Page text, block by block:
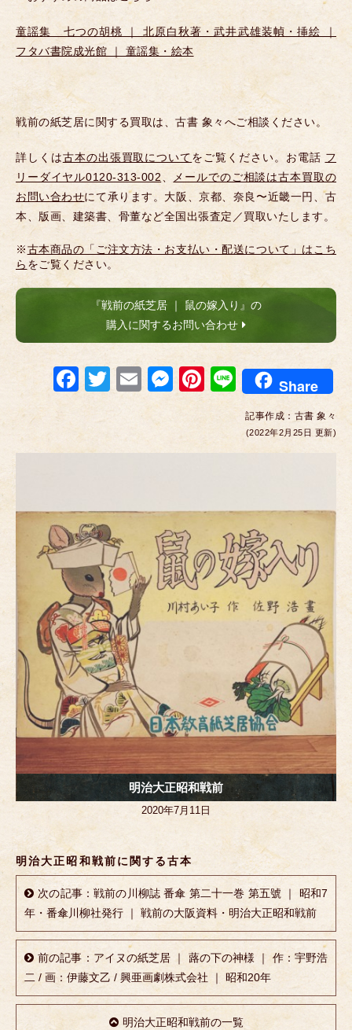
童謡集 七つの胡桃 ｜ 北原白秋著・武井武雄装幀・挿絵 ｜
フタバ書院成光館 ｜ 童謡集・絵本
戦前の紙芝居に関する買取は、古書 象々へご相談ください。
詳しくは古本の出張買取についてをご覧ください。お電話 フ
リーダイヤル0120-313-002、
メールでのご相談は古本買取の
お問い合わせにて承ります。大阪、京都、奈良〜近畿一円、古
本、版画、建築書、骨董など全国出張査定／買取いたします。
※古本商品の「ご注文方法・お支払い・配送について」はこち
ら をご覧ください。
『戦前の紙芝居 ｜ 鼠の嫁入り』の
購入に関するお問い合わせ
F
c
e
o
o
k
T
wi
E
m
ail
M
e
g
er
Pi
nt
er
Li
n
e
Share
記事作成： 古書 象々
(2022年2月25日 更新)
明治大正昭和戦前
2020年7月11日
明治大正昭和戦前に関する古本
次の記事：戦前の川柳誌 番傘 第二十一巻 第五號 ｜ 昭和7
年・番傘川柳社発行 ｜ 戦前の大阪資料・明治大正昭和戦前
前の記事：アイヌの紙芝居 ｜ 蕗の下の神様 ｜ 作：宇野浩
二 / 画：伊藤文乙 / 興亜画劇株式会社 ｜ 昭和20年
明治大正昭和戦前の一覧